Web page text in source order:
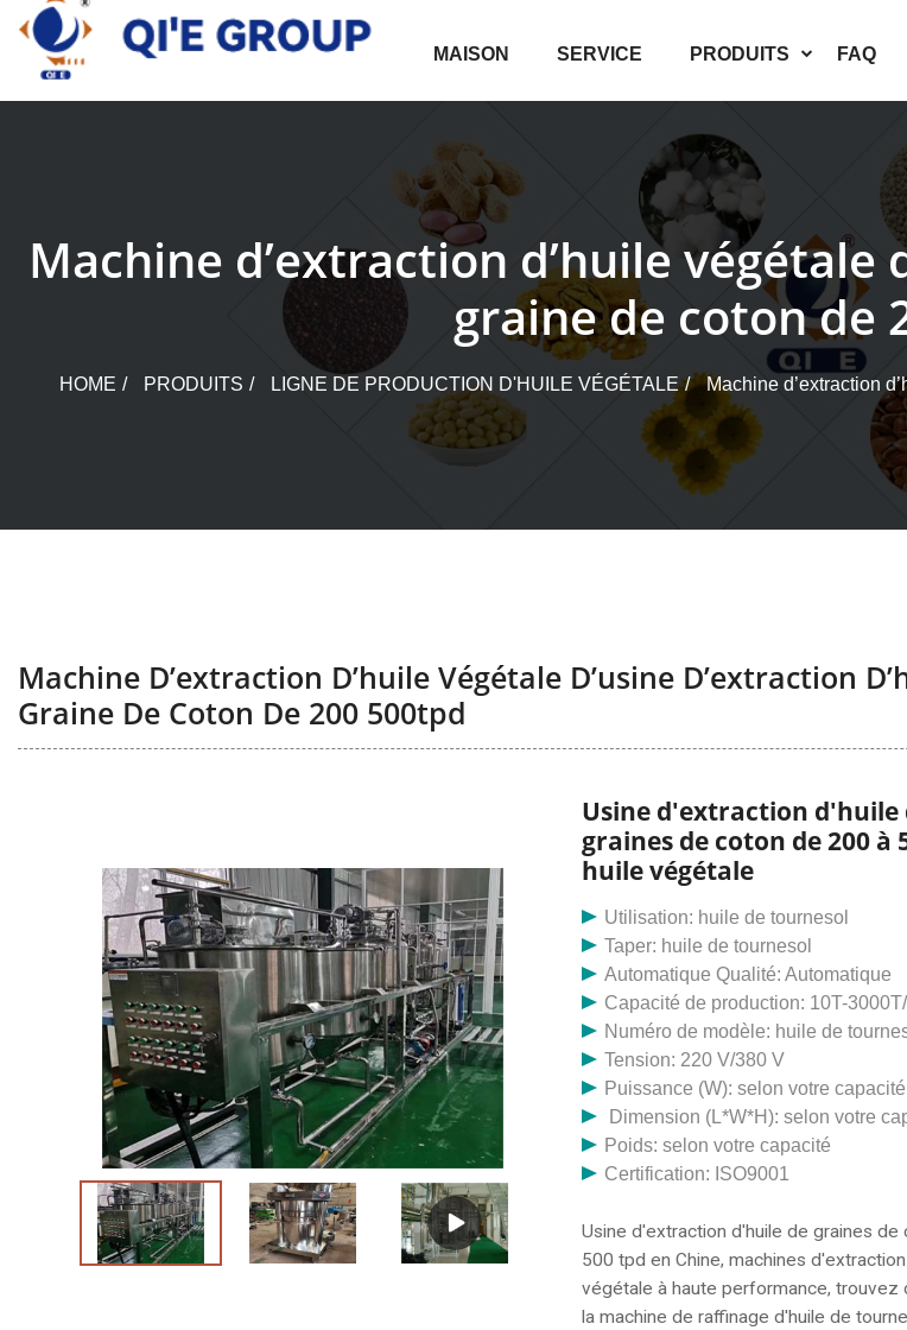
Skip
content
MAISON SERVICE PRODUITS FAQ
Machine d’extraction d’huile végétale
graine de coton de
HOME PRODUITS LIGNE DE PRODUCTION D'HUILE VÉGÉTALE Machine d’extraction
Machine D’extraction D’huile Végétale D’usine D’extraction
Graine De Coton De 200 500tpd
Usine d'extraction d'huile
graines de coton de 200 à
huile végétale
Utilisation: huile de tournesol
Taper: huile de tournesol
Automatique Qualité: Automatique
Capacité de production: 10T-
Numéro de modèle: huile de
Tension: 220 V/380 V
Puissance (W): selon votre capacité
Dimension (L*W*H): selon votre
Poids: selon votre capacité
Certification: ISO9001
Usine d'extraction d'huile de graines de
500 tpd en Chine, machines
végétale à haute performance, trouvez
la machine de raffinage d'huile de